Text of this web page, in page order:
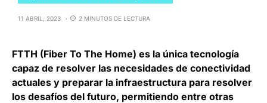
11 ABRIL, 2023 2 MINUTOS DE LECTURA
FTTH (Fiber To The Home) es la única tecnología
capaz de resolver las necesidades de conectividad
actuales y preparar la infraestructura para resolver
los desafíos del futuro, permitiendo entre otras